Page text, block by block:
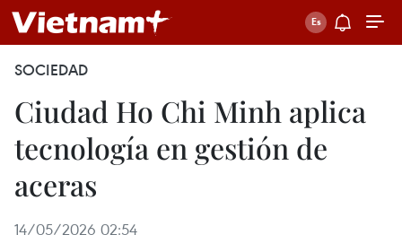
SOCIEDAD
Ciudad Ho Chi Minh aplica
tecnología en gestión de
aceras
14/05/2026 02:54